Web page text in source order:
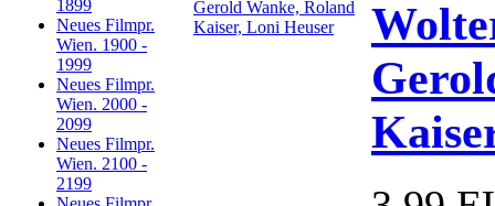
1899
Neues Filmpr.
Wien. 1900 -
1999
Neues Filmpr.
Wien. 2000 -
2099
Neues Filmpr.
Wien. 2100 -
2199